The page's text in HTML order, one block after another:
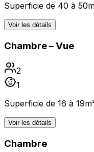
Superficie de 40 à
Voir les détails
Chambre – Vue
2
1
Superficie de 16 à
Voir les détails
Chambre